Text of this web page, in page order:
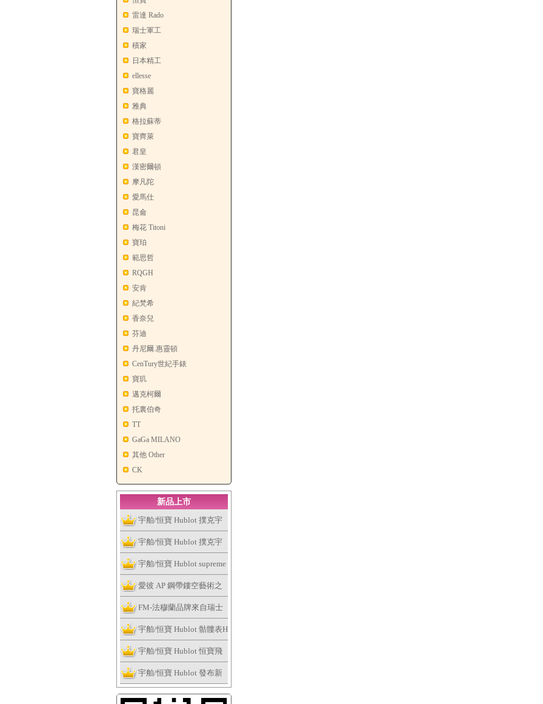
雷達 Rado
瑞士軍工
積家
日本精工
ellesse
寶格麗
雅典
格拉蘇蒂
寶齊萊
君皇
漢密爾頓
摩凡陀
愛馬仕
昆侖
梅花 Titoni
寶珀
範思哲
RQGH
安肯
紀梵希
香奈兒
芬迪
丹尼爾.惠靈頓
CenTury世紀手錶
寶玑
邁克柯爾
托裏伯奇
TT
GaGa MILANO
其他 Other
CK
新品上市
宇舶/恒寶 Hublot 撲克宇
舶表全新個性撲克系列腕
表捉緊浮華的趣味
宇舶/恒寶 Hublot 撲克宇
舶表全新個性撲克系列腕
表捉緊浮華的趣味
宇舶/恒寶 Hublot supreme
讓這個夏天大膽露出妳的
手表
愛彼 AP 鋼帶鏤空藝術之
作，全新皇家橡樹系列雙
擺輪鏤空腕表
FM-法穆蘭品牌來自瑞士
日內瓦
宇舶/恒寶 Hublot 骷髏表H
ublot Skull Bang系列
宇舶/恒寶 Hublot 恒寶飛
輪腕表、經典融合最新陀
飛輪腕表
宇舶/恒寶 Hublot 發布新
版Big Bang法拉利腕表